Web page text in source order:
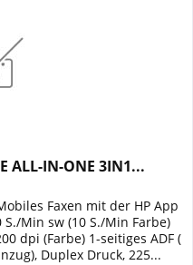
ALL-IN-ONE 3IN1...
Faxen mit der HP App
Min sw (10 S./Min Farbe)
dpi (Farbe) 1-seitiges ADF (
Duplex Druck, 225...